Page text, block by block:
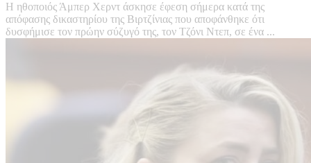
Η ηθοποιός Άμπερ Χερντ άσκησε έφεση σήμερα κατά της
απόφασης δικαστηρίου της Βιρτζίνιας που αποφάνθηκε ότι
δυσφήμισε τον πρώην σύζυγό της, τον Τζόνι Ντεπ, σε ένα ...